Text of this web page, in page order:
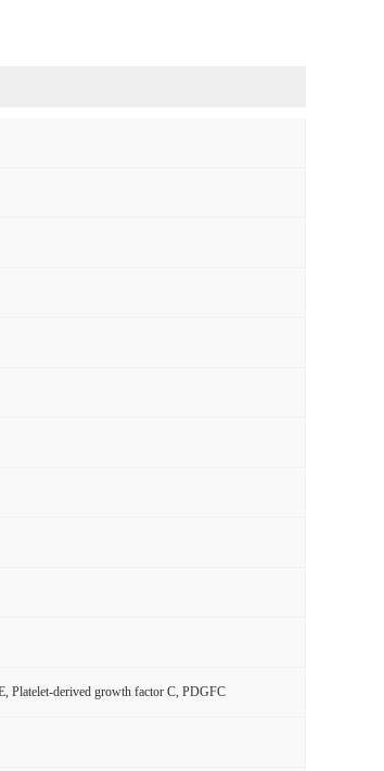
Platelet-derived growth factor C, PDGFC